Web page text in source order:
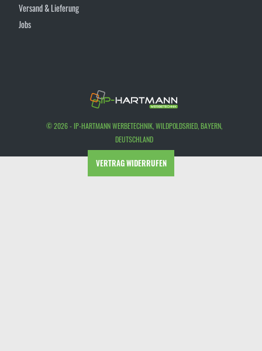
Versand & Lieferung
Jobs
© 2026 - IP-HARTMANN WERBETECHNIK, WILDPOLDSRIED, BAYERN,
DEUTSCHLAND
VERTRAG WIDERRUFEN